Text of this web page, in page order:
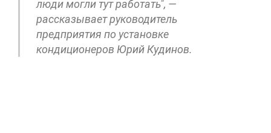
люди могли тут работать", —
рассказывает руководитель
предприятия по установке
кондиционеров Юрий Кудинов.